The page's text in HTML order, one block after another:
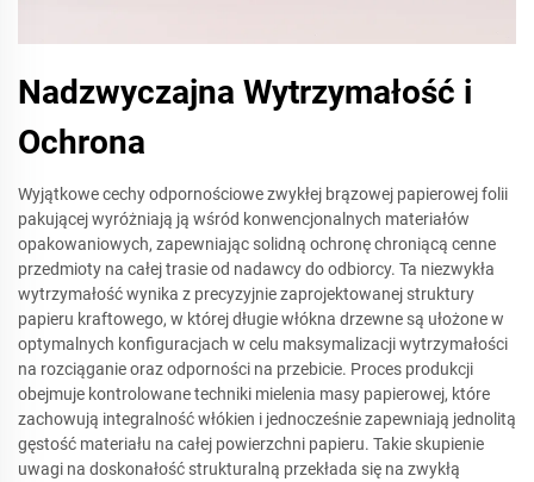
Nadzwyczajna Wytrzymałość i
Ochrona
Wyjątkowe cechy odpornościowe zwykłej brązowej papierowej folii
pakującej wyróżniają ją wśród konwencjonalnych materiałów
opakowaniowych, zapewniając solidną ochronę chroniącą cenne
przedmioty na całej trasie od nadawcy do odbiorcy. Ta niezwykła
wytrzymałość wynika z precyzyjnie zaprojektowanej struktury
papieru kraftowego, w której długie włókna drzewne są ułożone w
optymalnych konfiguracjach w celu maksymalizacji wytrzymałości
na rozciąganie oraz odporności na przebicie. Proces produkcji
obejmuje kontrolowane techniki mielenia masy papierowej, które
zachowują integralność włókien i jednocześnie zapewniają jednolitą
gęstość materiału na całej powierzchni papieru. Takie skupienie
uwagi na doskonałość strukturalną przekłada się na zwykłą